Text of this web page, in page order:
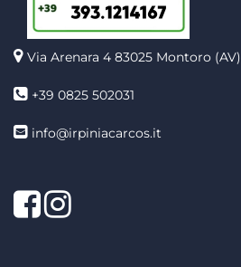
Via Arenara 4 83025 Montoro (AV)
+39 0825 502031
info@irpiniacarcos.it
FacebookInstagram